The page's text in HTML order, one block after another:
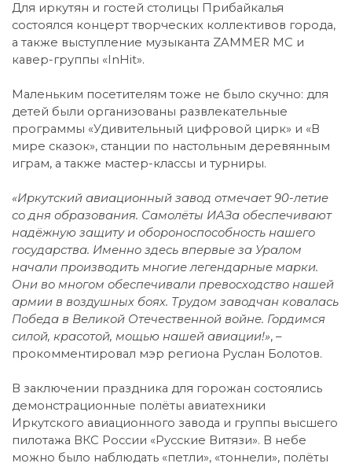
Для иркутян и гостей столицы Прибайкалья
состоялся концерт творческих коллективов города,
а также выступление музыканта ZAMMER МС и
кавер-группы «InHit».
Маленьким посетителям тоже не было скучно: для
детей были организованы развлекательные
программы «Удивительный цифровой цирк» и «В
мире сказок», станции по настольным деревянным
играм, а также мастер-классы и турниры.
«Иркутский авиационный завод отмечает 90-летие
со дня образования. Самолёты ИАЗа обеспечивают
надёжную защиту и обороноспособность нашего
государства. Именно здесь впервые за Уралом
начали производить многие легендарные марки.
Они во многом обеспечивали превосходство нашей
армии в воздушных боях. Трудом заводчан ковалась
Победа в Великой Отечественной войне. Гордимся
силой, красотой, мощью нашей авиации!», –
прокомментировал мэр региона Руслан Болотов.
В заключении праздника для горожан состоялись
демонстрационные полёты авиатехники
Иркутского авиационного завода и группы высшего
пилотажа ВКС России «Русские Витязи». В небе
можно было наблюдать «петли», «тоннели», полёты